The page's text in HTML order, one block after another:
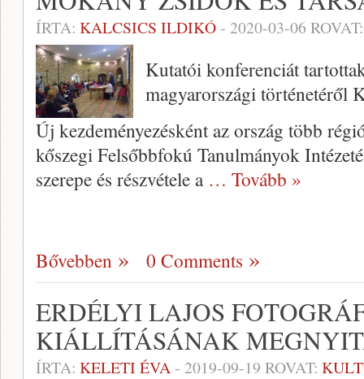
ÍRTA: KALCSICS ILDIKÓ- 2020-03-06
Kutatói konferenciát
magyarországi történetéről
Új kezdeményezésként az ország több
kőszegi Felsőbbfokú Tanulmányok
szerepe és részvétele a … Tovább »
Bővebben 0 Comments
ERDÉLYI LAJOS
KIÁLLÍTÁSÁNAK
ÍRTA: KELETI ÉVA- 2019-09-19 ROVAT: